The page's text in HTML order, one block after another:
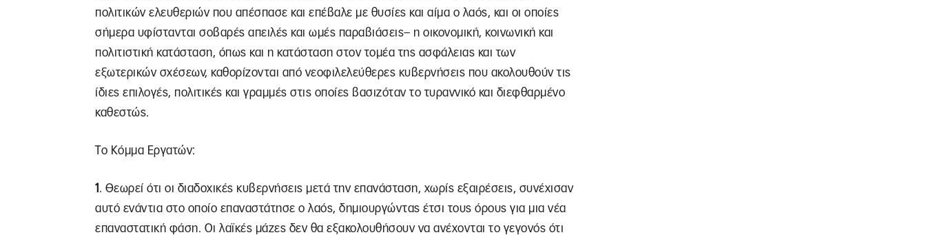
πολιτικών ελευθεριών που απέσπασε και επέβαλε με θυσίες και αίμα ο λαός, και οι οποίες
σήμερα υφίστανται σοβαρές απειλές και ωμές παραβιάσεις– η οικονομική, κοινωνική και
πολιτιστική κατάσταση, όπως και η κατάσταση στον τομέα της ασφάλειας και των
εξωτερικών σχέσεων, καθορίζονται από νεοφιλελεύθερες κυβερνήσεις που ακολουθούν τις
ίδιες επιλογές, πολιτικές και γραμμές στις οποίες βασιζόταν το τυραννικό και διεφθαρμένο
καθεστώς.
Tο Κόμμα Εργατών:
1 . Θεωρεί ότι οι διαδοχικές κυβερνήσεις μετά την επανάσταση, χωρίς εξαιρέσεις, συνέχισαν
αυτό ενάντια στο οποίο επαναστάτησε ο λαός, δημιουργώντας έτσι τους όρους για μια νέα
επαναστατική φάση. Οι λαϊκές μάζες δεν θα εξακολουθήσουν να ανέχονται το γεγονός ότι